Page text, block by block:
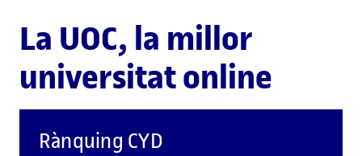
La UOC, la millor
universitat online
Rànquing CYD